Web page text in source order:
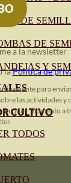
DE
DE
Y
CULTIVO
TODOS
a la newsletter
laPolítica de
para
las actividades y
momento a